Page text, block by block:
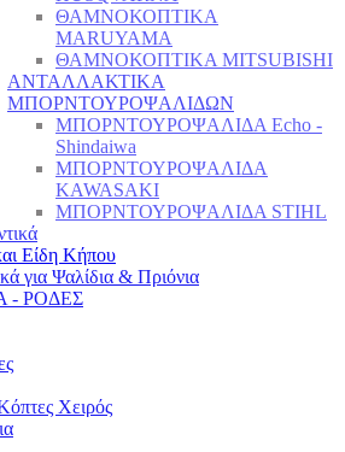
ΘΑΜΝΟΚΟΠΤΙΚΑ
MARUYAMA
ΘΑΜΝΟΚΟΠΤΙΚΑ MITSUBISHI
ΑΝΤΑΛΛΑΚΤΙΚΑ
ΜΠΟΡΝΤΟΥΡΟΨΑΛΙΔΩΝ
ΜΠΟΡΝΤΟΥΡΟΨΑΛΙΔΑ Echo -
Shindaiwa
ΜΠΟΡΝΤΟΥΡΟΨΑΛΙΔΑ
KAWASAKI
ΜΠΟΡΝΤΟΥΡΟΨΑΛΙΔΑ STIHL
Είδη Κήπου
για Ψαλίδια & Πριόνια
- ΡΟΔΕΣ
Χειρός